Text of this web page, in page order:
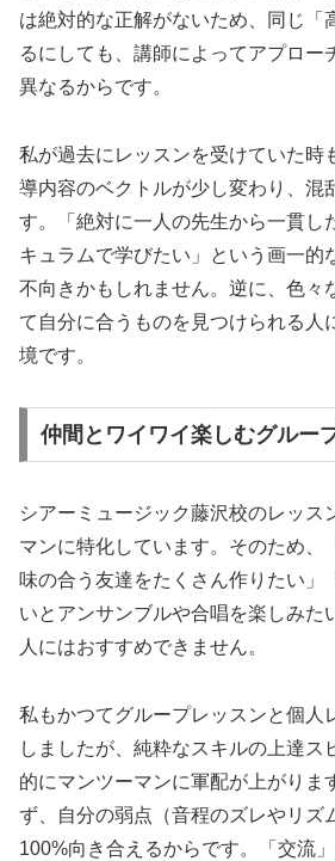
は絶対的な正解がないため、同じ「
るにしても、講師によってアプロー
異なるからです。
私が過去にレッスンを受けていた時
導内容のベクトルが少し変わり、混
す。「絶対に一人の先生から一貫し
キュラムで学びたい」という画一的
不向きかもしれません。逆に、色々
て自分に合うものを見つけられる人
境です。
仲間とワイワイ楽しむグルー
シアーミュージック藤沢校のレッス
マンに特化しています。そのため、
味の合う友達をたくさん作りたい」
いとアンサンブルや合唱を楽しみた
人にはおすすめできません。
私もかつてグループレッスンと個人
しましたが、純粋なスキルの上達ス
的にマンツーマンに軍配が上がりま
ず、自分の弱点（音程のズレやリズ
100%向き合えるからです。「交流